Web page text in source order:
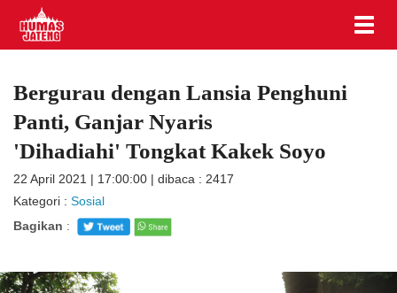
Bergurau dengan Lansia Penghuni
Panti, Ganjar Nyaris
'Dihadiahi' Tongkat Kakek Soyo
22 April 2021 | 17:00:00 | dibaca : 2417
Kategori : Sosial
Bagikan :